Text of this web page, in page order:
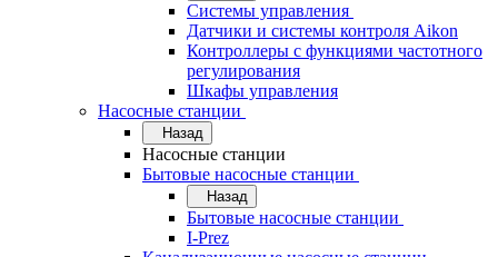
Системы управления
Датчики и системы контроля Aikon
Контроллеры с функциями частотного
регулирования
Шкафы управления
Насосные станции
Назад
Насосные станции
Бытовые насосные станции
Назад
Бытовые насосные станции
I-Prez